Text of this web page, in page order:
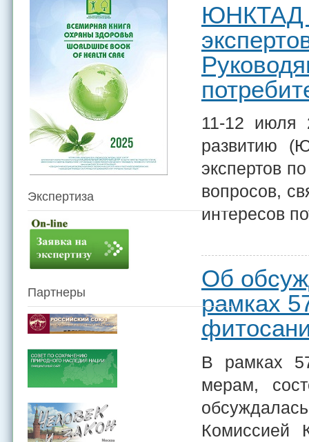
ЮНКТАД
11-12 июля
развитию
экспертов
вопросов,
интересов
Об
рамках
В рамках
мерам,
Комиссией
Экспертиза
Партнеры